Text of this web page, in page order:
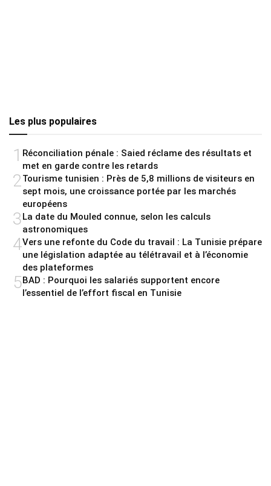
Les plus populaires
1 Réconciliation pénale : Saied réclame des résultats et
met en garde contre les retards
2 Tourisme tunisien : Près de 5,8 millions de visiteurs en
sept mois, une croissance portée par les marchés
européens
3La date du Mouled connue, selon les calculs
astronomiques
4Vers une refonte du Code du travail : La Tunisie prépare
une législation adaptée au télétravail et à l’économie
des plateformes
5BAD : Pourquoi les salariés supportent encore
l’essentiel de l’effort fiscal en Tunisie